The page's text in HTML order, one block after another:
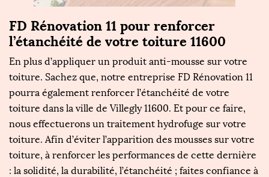
FD Rénovation 11 pour renforcer
l’étanchéité de votre toiture 11600
En plus d’appliquer un produit anti-mousse sur votre
toiture. Sachez que, notre entreprise FD Rénovation 11
pourra également renforcer l’étanchéité de votre
toiture dans la ville de Villegly 11600. Et pour ce faire,
nous effectuerons un traitement hydrofuge sur votre
toiture. Afin d’éviter l’apparition des mousses sur votre
toiture, à renforcer les performances de cette dernière
: la solidité, la durabilité, l’étanchéité ; faites confiance à